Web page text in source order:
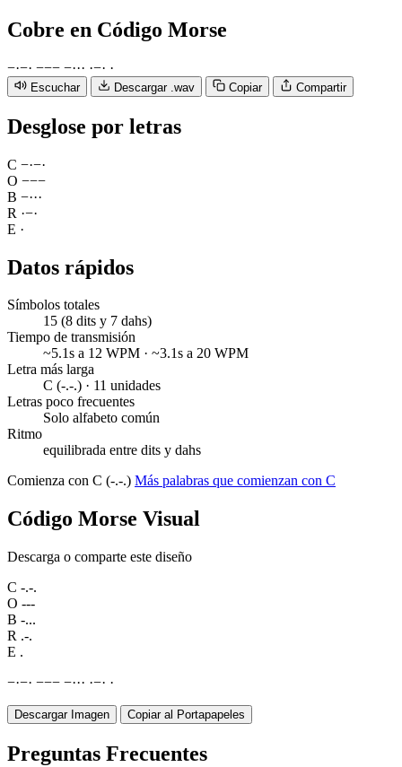
Cobre en Código Morse
−·−· −−− −··· ·−· ·
Escuchar Descargar .wav Copiar Compartir
Desglose por letras
C −·−·
O −−−
B −···
R ·−·
E ·
Datos rápidos
Símbolos totales
15 (8 dits y 7 dahs)
Tiempo de transmisión
~5.1s a 12 WPM · ~3.1s a 20 WPM
Letra más larga
C (-.-.) · 11 unidades
Letras poco frecuentes
Solo alfabeto común
Ritmo
equilibrada entre dits y dahs
Comienza con C (-.-.) Más palabras que comienzan con C
Código Morse Visual
Descarga o comparte este diseño
C -.-.
O ---
B -...
R .-.
E .
−·−· −−− −··· ·−· ·
Descargar Imagen Copiar al Portapapeles
Preguntas Frecuentes